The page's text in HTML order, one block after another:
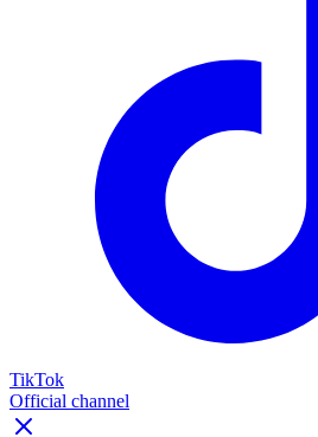
TikTok
Official channel